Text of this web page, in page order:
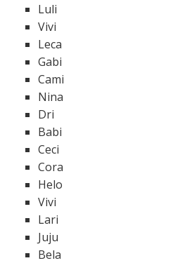
Luli
Vivi
Leca
Gabi
Cami
Nina
Dri
Babi
Ceci
Cora
Helo
Vivi
Lari
Juju
Bela